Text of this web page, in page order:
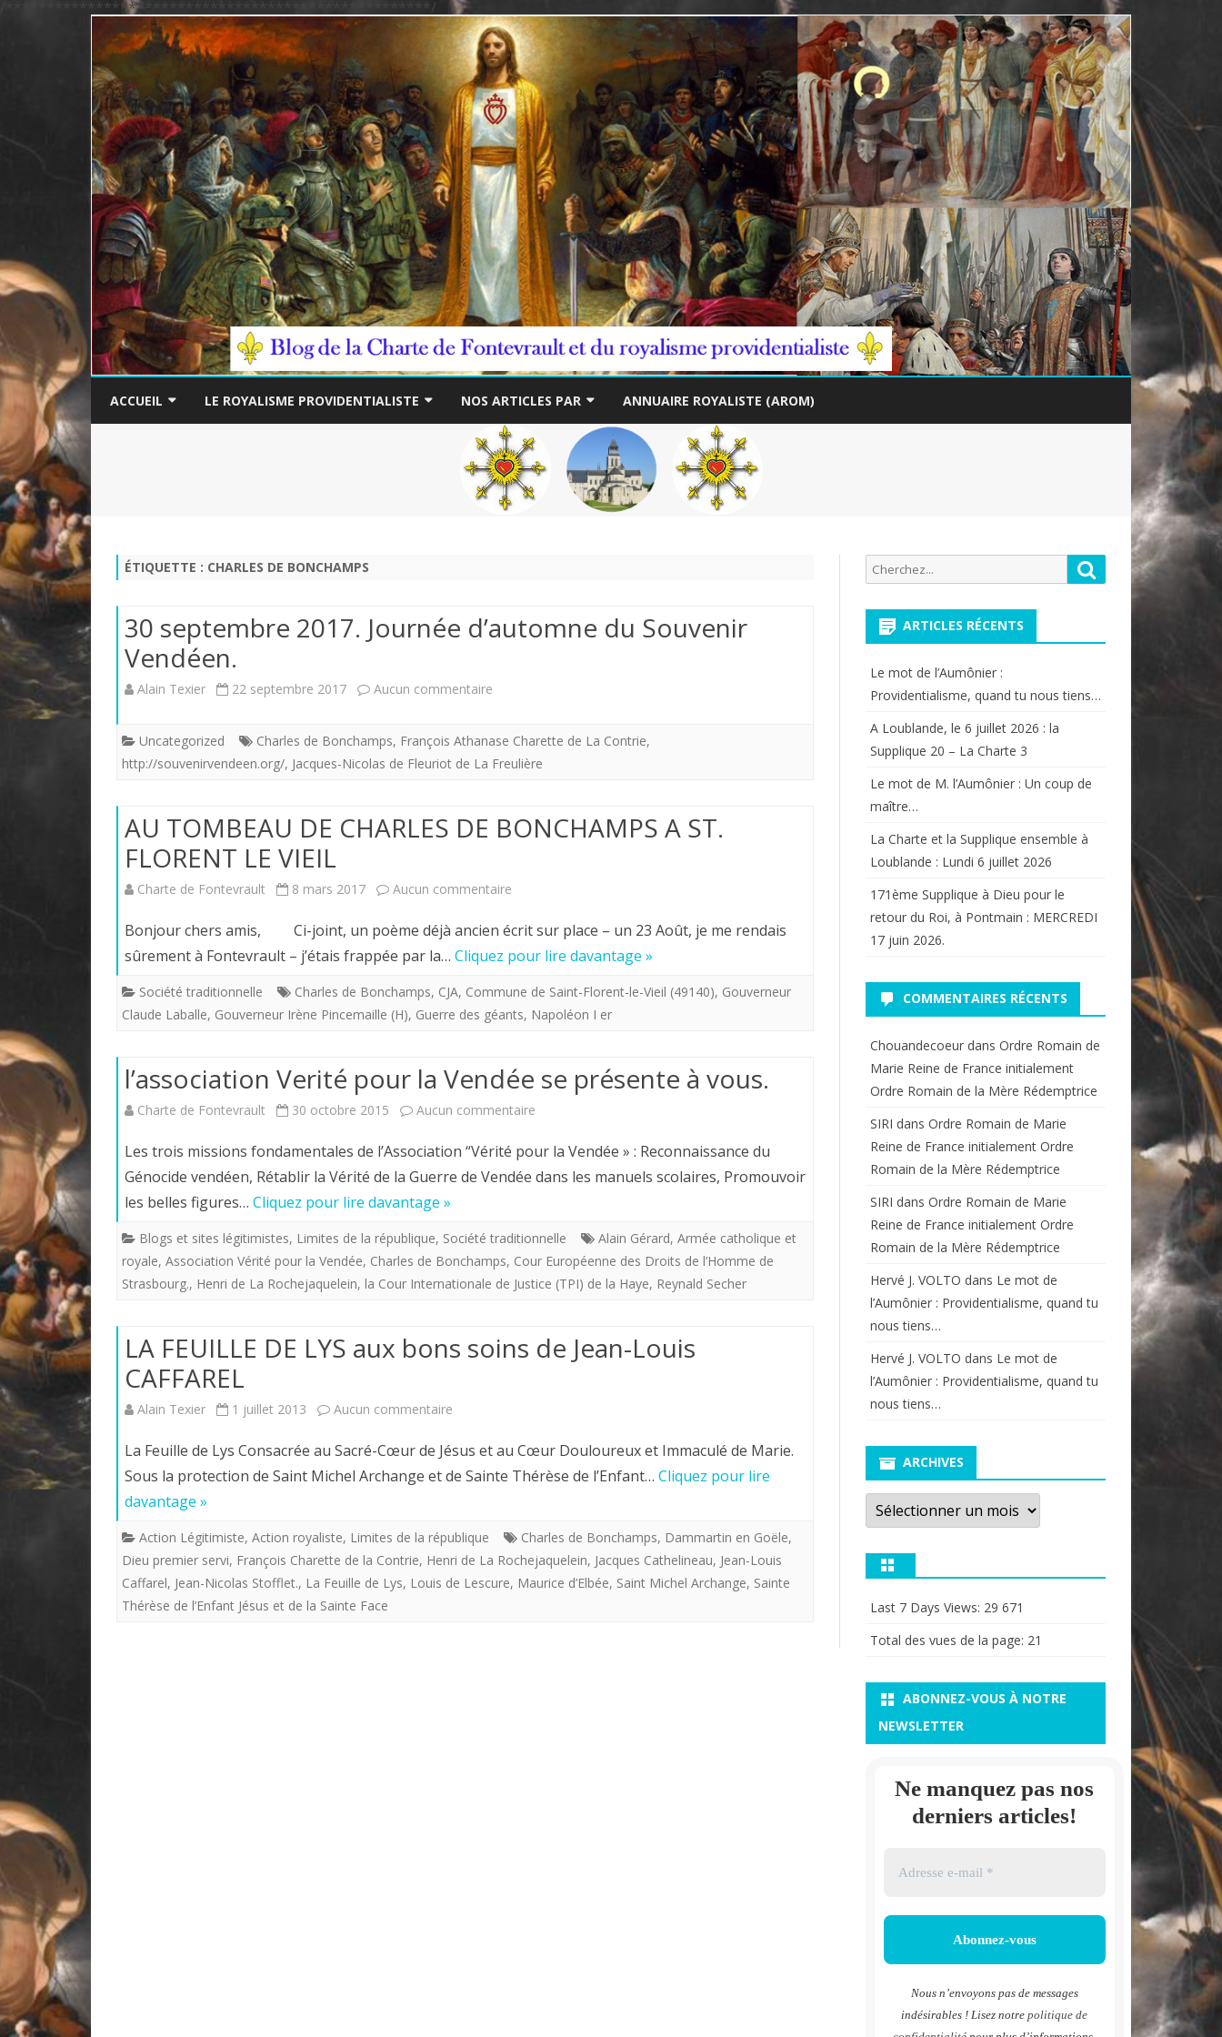
/****************************************************/
to
ACCUEIL LE ROYALISME PROVIDENTIALISTE NOS ARTICLES PAR
THÉME
AUTEUR
ANNUAIRE ROYALISTE (AROM)
ÉTIQUETTE : CHARLES DE BONCHAMPS
30 septembre 2017. Journée d’automne du Souvenir
Vendéen.
Alain Texier 22 septembre 2017 Aucun commentaire
septembre
Uncategorized Charles de Bonchamps, François Athanase Charette de La Contrie,
http://souvenirvendeen.org/, Jacques-Nicolas de Fleuriot de La Freulière
AU TOMBEAU DE CHARLES DE BONCHAMPS A ST.
FLORENT LE VIEIL
Charte de Fontevrault 8 mars 2017 Aucun commentaire
TOMBEAU
CHARLES
BONCHAMPS
A
FLORENT
VIEIL
Bonjour chers amis, Ci-joint, un poème déjà ancien écrit sur place – un 23 Août, je me rendais
sûrement à Fontevrault – j’étais frappée par la… Cliquez pour lire davantage »
Société traditionnelle Charles de Bonchamps, CJA, Commune de Saint-Florent-le-Vieil (49140), Gouverneur
Claude Laballe, Gouverneur Irène Pincemaille (H), Guerre des géants, Napoléon I er
l’association Verité pour la Vendée se présente à vous.
Charte de Fontevrault 30 octobre 2015 Aucun commentaire
Verité
la
Vendée
à
Les trois missions fondamentales de l’Association “Vérité pour la Vendée » : Reconnaissance du
Génocide vendéen, Rétablir la Vérité de la Guerre de Vendée dans les manuels scolaires, Promouvoir
les belles figures… Cliquez pour lire davantage »
Blogs et sites légitimistes, Limites de la république, Société traditionnelle Alain Gérard, Armée catholique et
royale, Association Vérité pour la Vendée, Charles de Bonchamps, Cour Européenne des Droits de l’Homme de
Strasbourg., Henri de La Rochejaquelein, la Cour Internationale de Justice (TPI) de la Haye, Reynald Secher
LA FEUILLE DE LYS aux bons soins de Jean-Louis
CAFFAREL
Alain Texier 1 juillet 2013 Aucun commentaire
FEUILLE
LYS
aux
La Feuille de Lys Consacrée au Sacré-Cœur de Jésus et au Cœur Douloureux et Immaculé de Marie.
Sous la protection de Saint Michel Archange et de Sainte Thérèse de l’Enfant… Cliquez pour lire
davantage »
Action Légitimiste, Action royaliste, Limites de la république Charles de Bonchamps, Dammartin en Goële,
Dieu premier servi, François Charette de la Contrie, Henri de La Rochejaquelein, Jacques Cathelineau, Jean-Louis
Caffarel, Jean-Nicolas Stofflet., La Feuille de Lys, Louis de Lescure, Maurice d’Elbée, Saint Michel Archange, Sainte
Thérèse de l’Enfant Jésus et de la Sainte Face
Recherche
pour:
Rechercher
ARTICLES RÉCENTS
Le mot de l’Aumônier :
Providentialisme, quand tu nous tiens…
A Loublande, le 6 juillet 2026 : la
Supplique 20 – La Charte 3
Le mot de M. l’Aumônier : Un coup de
maître…
La Charte et la Supplique ensemble à
Loublande : Lundi 6 juillet 2026
171ème Supplique à Dieu pour le
retour du Roi, à Pontmain : MERCREDI
17 juin 2026.
COMMENTAIRES RÉCENTS
Chouandecoeurdans Ordre Romain de
Marie Reine de France initialement
Ordre Romain de la Mère Rédemptrice
SIRI dans Ordre Romain de Marie
Reine de France initialement Ordre
Romain de la Mère Rédemptrice
SIRI dans Ordre Romain de Marie
Reine de France initialement Ordre
Romain de la Mère Rédemptrice
Hervé J. VOLTO dans Le mot de
l’Aumônier : Providentialisme, quand tu
nous tiens…
Hervé J. VOLTO dans Le mot de
l’Aumônier : Providentialisme, quand tu
nous tiens…
ARCHIVES
Archives
Last 7 Days Views: 29 671
Total des vues de la page: 21
ABONNEZ-VOUS À NOTRE
NEWSLETTER
Ne manquez pas nos
derniers articles!
Nous n’envoyons pas de messages
indésirables ! Lisez notrepolitique de